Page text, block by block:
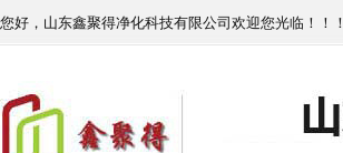
您好，山东鑫聚得净化科技有限公司欢迎您光临！！！